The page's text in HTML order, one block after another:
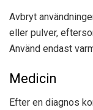
Avbryt
eller pulver,
Använd endast
Medicin
Efter en diagnos